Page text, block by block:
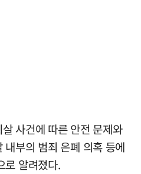
사건에 따른 안전 문제와
부의 범죄 은폐 의혹 등에
로 알려졌다.